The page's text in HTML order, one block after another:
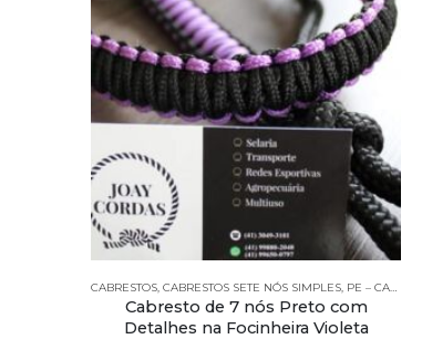
CABRESTOS, CABRESTOS SETE NÓS SIMPLES, PE – CABRESTOS
Cabresto de 7 nós Preto com
Detalhes na Focinheira Violeta